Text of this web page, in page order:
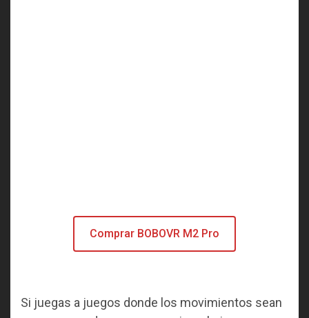
Comprar BOBOVR M2 Pro
Si juegas a juegos donde los movimientos sean